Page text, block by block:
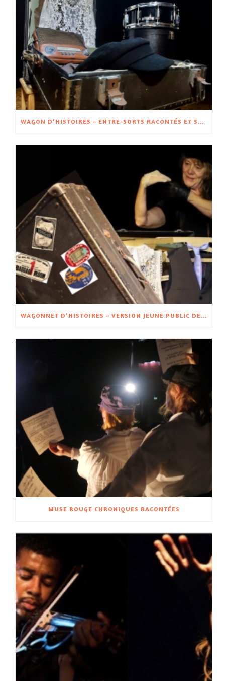
WAGON D’HISTOIRES – ENTRE-SORTS RACONTÉS ET SPECTACLE
WAGONNET D’HISTOIRES – VERSION JEUNE PUBLIC DE WAGON D’HISTOIRES – À PARTIR DE 5 ANS
MUSE ROUGE CHRONIQUES RACONTÉES